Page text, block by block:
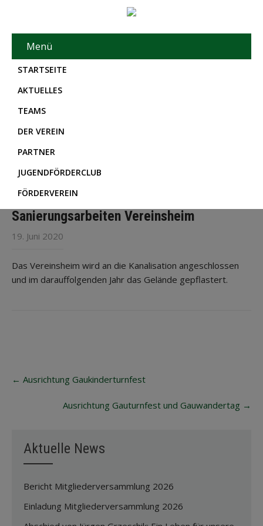
Menü
STARTSEITE
AKTUELLES
TEAMS
DER VEREIN
PARTNER
JUGENDFÖRDERCLUB
FÖRDERVEREIN
Sanierungsarbeiten Vereinsheim
19. Juni 2020
Das Vereinsheim wird an die Kanalisation angeschlossen
und im darauffolgenden Jahr das Gelände gepflastert.
navigation
← Ausrichtung Gaukinderturnfest
Ausrichtung Gauturnfest und Gauwandertag →
Aktuelle News
Bericht Mitgliederversammlung 2026
Einladung Mitgliederversammlung 2026